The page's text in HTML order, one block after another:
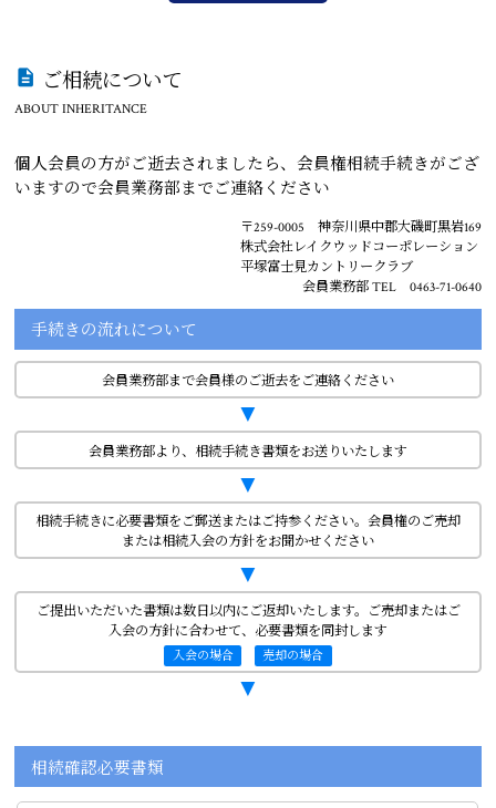
ご相続について
ABOUT INHERITANCE
個人会員の方がご逝去されましたら、会員権相続手続きがござ
いますので会員業務部までご連絡ください
〒259-0005 神奈川県中郡大磯町黒岩169
株式会社レイクウッドコーポレーション
平塚富士見カントリークラブ
会員業務部 TEL 0463-71-0640
手続きの流れについて
会員業務部まで会員様のご逝去をご連絡ください
▼
会員業務部より、相続手続き書類をお送りいたします
▼
相続手続きに必要書類をご郵送またはご持参ください。会員権のご売却
または相続入会の方針をお聞かせください
▼
ご提出いただいた書類は数日以内にご返却いたします。ご売却またはご
入会の方針に合わせて、必要書類を同封します
入会の場合 売却の場合
▼
相続確認必要書類